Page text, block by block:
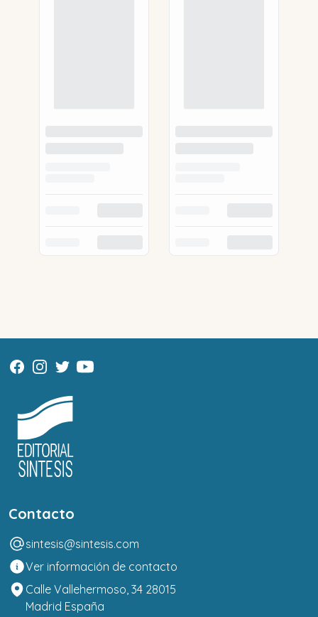
Contacto
sintesis@sintesis.com
Ver información de contacto
Calle Vallehermoso, 34 28015
Madrid España